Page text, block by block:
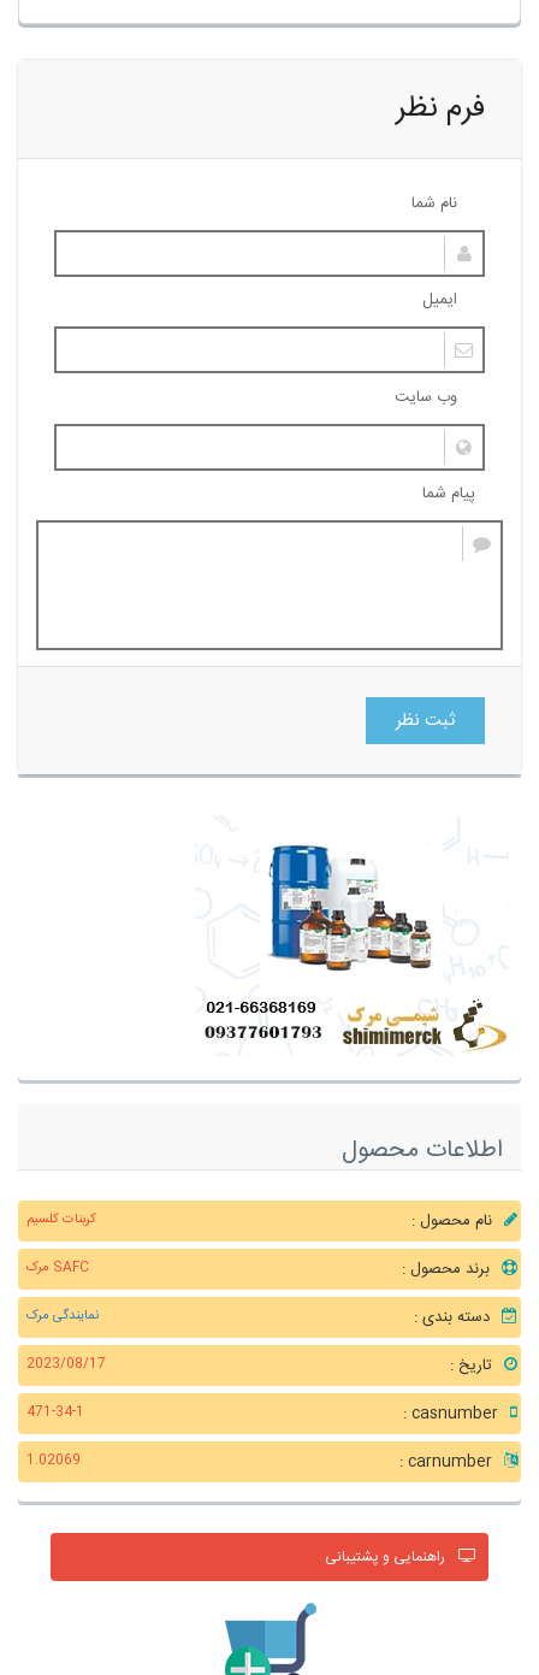
فرم نظر
نام شما
ایمیل
وب سایت
پیام شما
ثبت نظر
اطلاعات محصول
نام محصول : کربنات کلسیم
برند محصول : SAFC مرک
دسته بندی : نمایندگی مرک
تاریخ : 2023/08/17
471-34-1
1.02069
راهنمایی و پشتیبانی